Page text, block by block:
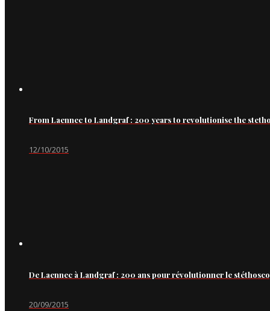
From Laennec to Landgraf : 200 years to revolutionise the
12/10/2015
De Laennec à Landgraf : 200 ans pour révolutionner le
20/09/2015